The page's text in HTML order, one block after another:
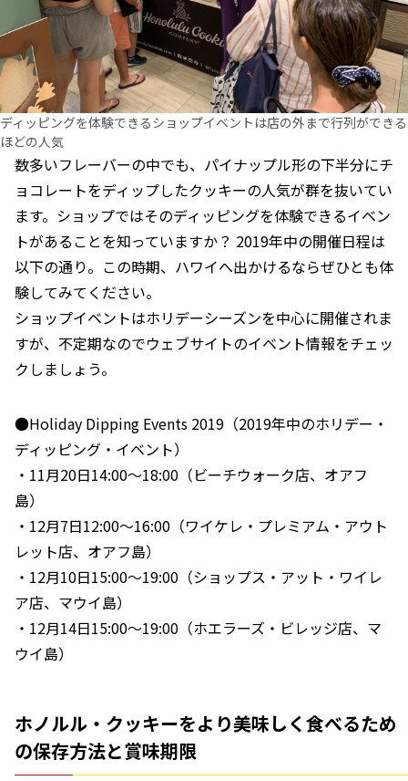
ディッピングを体験できるショップイベントは店の外まで行列ができる
ほどの人気
数多いフレーバーの中でも、パイナップル形の下半分にチ
ョコレートをディップしたクッキーの人気が群を抜いてい
ます。ショップではそのディッピングを体験できるイベン
トがあることを知っていますか？ 2019年中の開催日程は
以下の通り。この時期、ハワイへ出かけるならぜひとも体
験してみてください。
ショップイベントはホリデーシーズンを中心に開催されま
すが、不定期なのでウェブサイトのイベント情報をチェッ
クしましょう。
●Holiday Dipping Events 2019（2019年中のホリデー・
ディッピング・イベント）
・11月20日14:00～18:00（ビーチウォーク店、オアフ
島）
・12月7日12:00～16:00（ワイケレ・プレミアム・アウト
レット店、オアフ島）
・12月10日15:00～19:00（ショップス・アット・ワイレ
ア店、マウイ島）
・12月14日15:00～19:00（ホエラーズ・ビレッジ店、マ
ウイ島）
ホノルル・クッキーをより美味しく食べるため
の保存方法と賞味期限